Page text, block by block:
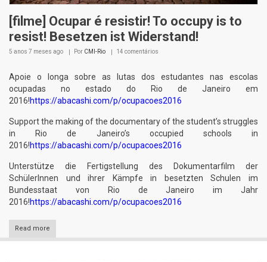
[filme] Ocupar é resistir! To occupy is to
resist! Besetzen ist Widerstand!
5 anos 7 meses ago Por CMI-Rio 14 comentários
Apoie o longa sobre as lutas dos estudantes nas escolas
ocupadas no estado do Rio de Janeiro em
2016!https://abacashi.com/p/ocupacoes2016
Support the making of the documentary of the student’s struggles
in Rio de Janeiro’s occupied schools in
2016!https://abacashi.com/p/ocupacoes2016
Unterstütze die Fertigstellung des Dokumentarfilm der
SchülerInnen und ihrer Kämpfe in besetzten Schulen im
Bundesstaat von Rio de Janeiro im Jahr
2016!https://abacashi.com/p/ocupacoes2016
Read more